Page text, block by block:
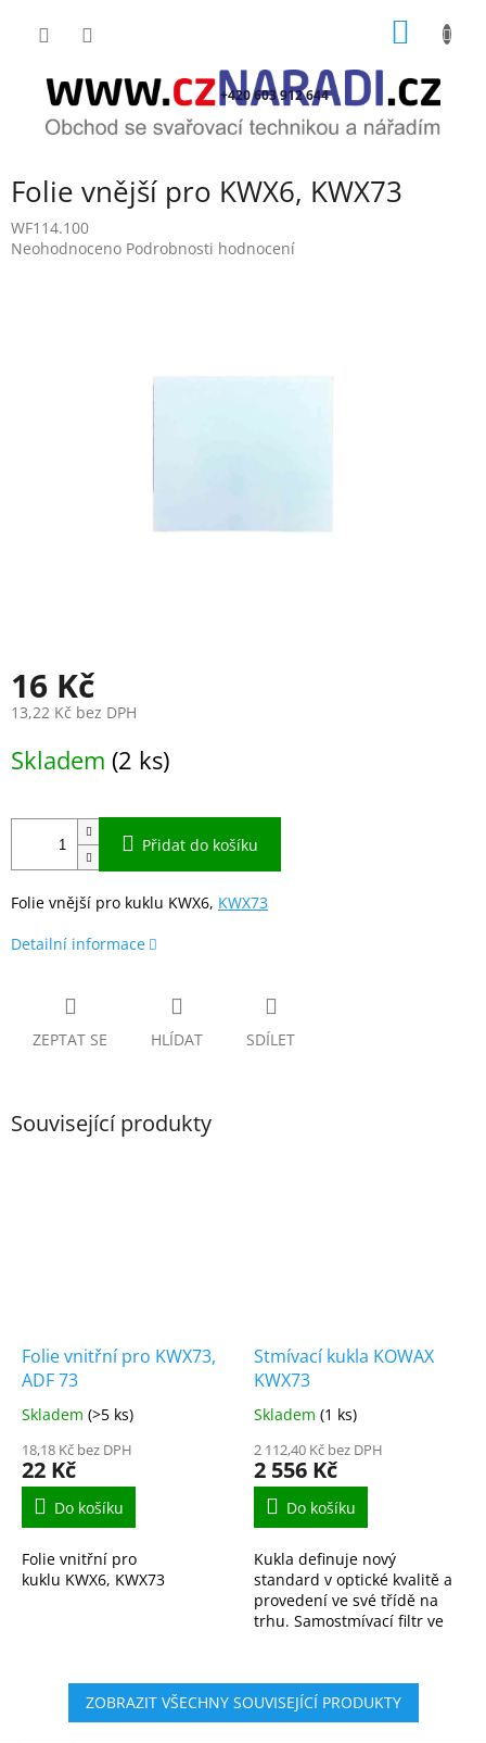
+420 603 912 644
Folie vnější pro KWX6, KWX73
WF114.100
Průměrné
Neohodnoceno Podrobnosti hodnocení
16 Kč
13,22 Kč bez DPH
cena:
Skladem (2 ks)
Přidat do košíku
Folie vnější pro kuklu KWX6, KWX73
Detailní informace
ZEPTAT SE HLÍDAT SDÍLET
Související produkty
Folie vnitřní pro KWX73,
ADF 73
Skladem (>5 ks)
18,18 Kč bez DPH
22 Kč
Do košíku
Folie vnitřní pro
kuklu KWX6, KWX73
Stmívací kukla KOWAX
KWX73
Skladem (1 ks)
2 112,40 Kč bez DPH
2 556 Kč
Do košíku
Kukla definuje nový
standard v optické kvalitě a
provedení ve své třídě na
trhu. Samostmívací filtr ve
během zlomku...
ZOBRAZIT VŠECHNY SOUVISEJÍCÍ PRODUKTY